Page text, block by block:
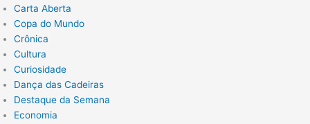
Carta Aberta
Copa do Mundo
Crônica
Cultura
Curiosidade
Dança das Cadeiras
Destaque da Semana
Economia